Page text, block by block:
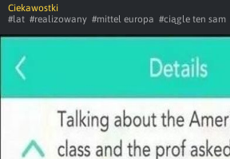
Ciekawostki
#lat #realizowany #mittel europa #ciągle ten sam